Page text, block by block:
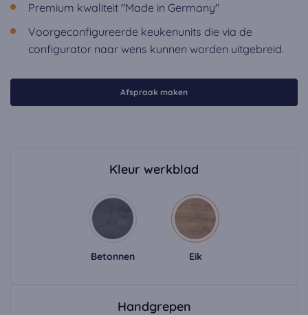
Premium kwaliteit "Made in Germany"
Voorgeconfigureerde keukenunits die via de
configurator naar wens kunnen worden uitgebreid.
Afspraak maken
Kleur werkblad
Betonnen Eik
Handgrepen